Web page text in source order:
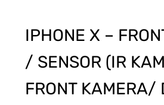
IPHONE X –
/ SENSOR (IR
FRONT KAMERA/